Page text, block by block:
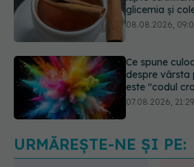
Ce spune
despre vârsta
este "codul
Analiza de
înseamnă
semnal de
URMĂREȘTE-NE ȘI PE: